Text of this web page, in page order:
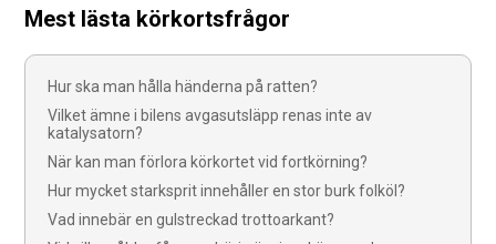
Mest lästa körkortsfrågor
Hur ska man hålla händerna på ratten?
Vilket ämne i bilens avgasutsläpp renas inte av
katalysatorn?
När kan man förlora körkortet vid fortkörning?
Hur mycket starksprit innehåller en stor burk folköl?
Vad innebär en gulstreckad trottoarkant?